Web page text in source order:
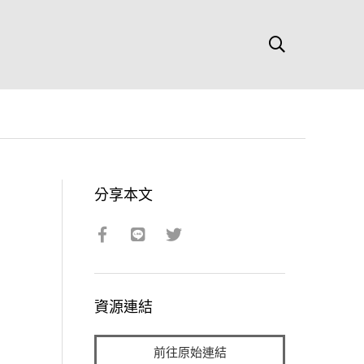
分享本文
資源連結
前往原始連結